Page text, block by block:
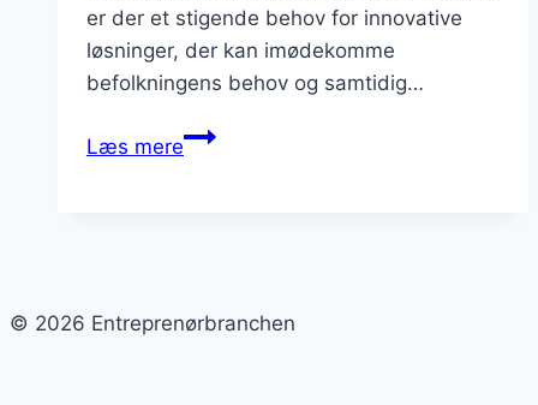
er der et stigende behov for innovative
løsninger, der kan imødekomme
befolkningens behov og samtidig…
Læs mereByggeprojekter
© 2026 Entreprenørbranchen